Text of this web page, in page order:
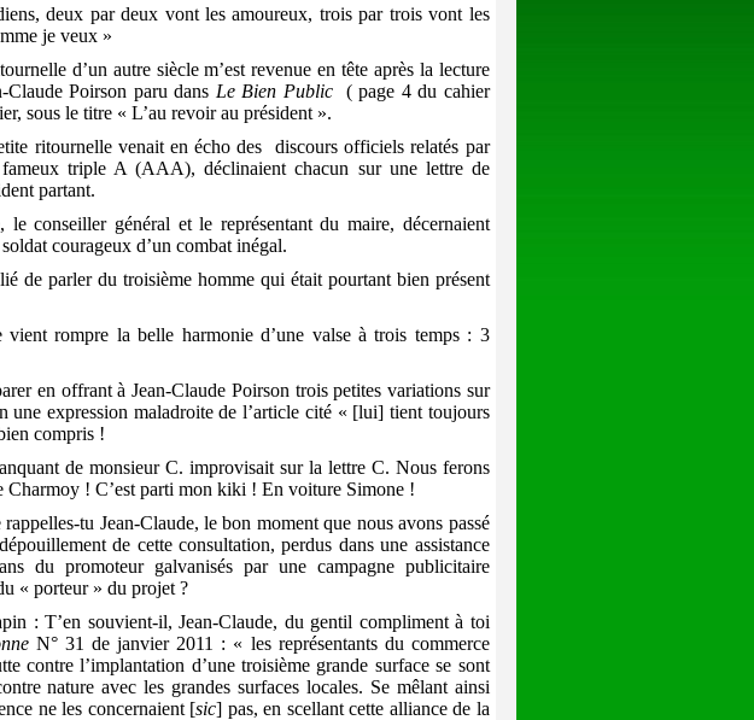
deux par deux vont les amoureux, trois par trois vont les
je veux »
d’un autre siècle m’est revenue en tête après la lecture
Claude Poirson paru dans Le Bien Public
( page 4 du cahier
sous le titre « L’au revoir au président ».
ritournelle venait en écho des
discours officiels relatés par
triple A (AAA), déclinaient chacun sur une lettre de
partant.
conseiller général et le représentant du maire, décernaient
courageux d’un combat inégal.
de parler du troisième homme qui était pourtant bien présent
vient rompre la belle harmonie d’une valse à trois temps : 3
en offrant à Jean-Claude Poirson trois petites variations sur
une expression maladroite de l’article cité « [lui] tient toujours
compris !
de monsieur C. improvisait sur la lettre C. Nous ferons
Charmoy ! C’est parti mon kiki ! En voiture Simone !
tu Jean-Claude, le bon moment que nous avons passé
de cette consultation, perdus dans une assistance
du promoteur galvanisés par une campagne publicitaire
« porteur » du projet ?
: T’en souvient-il, Jean-Claude, du gentil compliment à toi
N° 31 de janvier 2011 : « les représentants du commerce
contre l’implantation d’une troisième grande surface se sont
nature avec les grandes surfaces locales. Se mêlant ainsi
ne les concernaient [sic] pas, en scellant cette alliance de la